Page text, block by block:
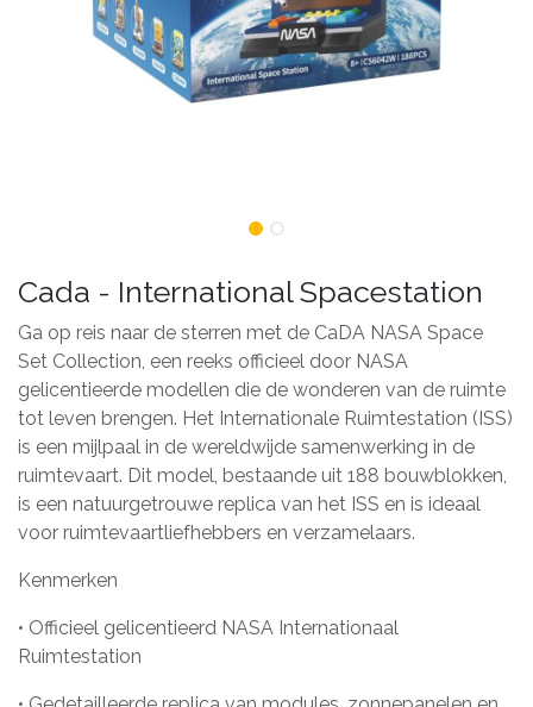
Cada - International Spacestation
Ga op reis naar de sterren met de CaDA NASA Space
Set Collection, een reeks officieel door NASA
gelicentieerde modellen die de wonderen van de ruimte
tot leven brengen. Het Internationale Ruimtestation (ISS)
is een mijlpaal in de wereldwijde samenwerking in de
ruimtevaart. Dit model, bestaande uit 188 bouwblokken,
is een natuurgetrouwe replica van het ISS en is ideaal
voor ruimtevaartliefhebbers en verzamelaars.
Kenmerken
• Officieel gelicentieerd NASA Internationaal
Ruimtestation